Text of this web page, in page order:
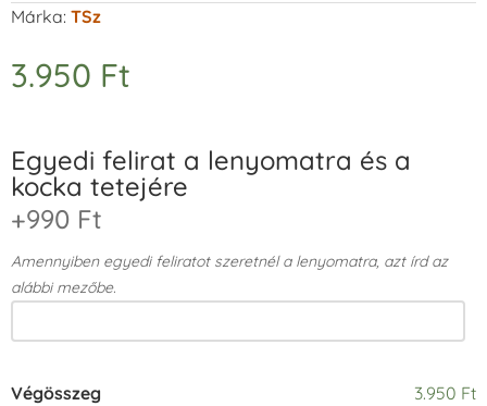
Márka: TSz
3.950 Ft
Egyedi felirat a lenyomatra és a
kocka tetejére
+990 Ft
Amennyiben egyedi feliratot szeretnél a lenyomatra, azt írd az
alábbi mezőbe.
Végösszeg 3.950 Ft